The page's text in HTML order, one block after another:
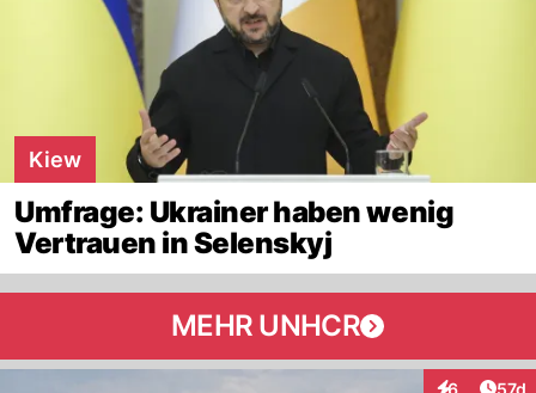
Kiew
Umfrage: Ukrainer haben wenig
Vertrauen in Selenskyj
MEHR UNHCR
6 57d